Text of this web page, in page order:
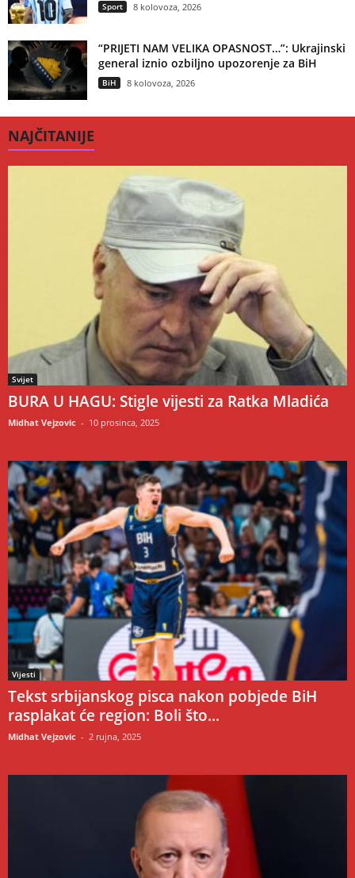
Sport 8 kolovoza, 2026
“PRIJETI NAM VELIKA OPASNOST…”: Ukrajinski
general iznio ozbiljno upozorenje za BiH
BiH 8 kolovoza, 2026
NAJČITANIJE
Svijet
BURA U HAGU: Stigle vijesti za Ratka Mladića
Midhat Vejzovic - 10 prosinca, 2025
Vijesti
Tekst srbijanskog pisca nakon pobjede BiH
rasplakat će region: Boli što...
Midhat Vejzovic - 2 rujna, 2025